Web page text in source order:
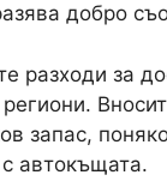
добро
разходи за
запас,
автокъщата.